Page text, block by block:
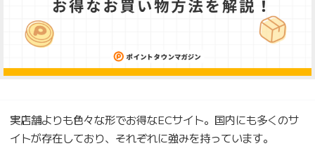
実店舗よりも色々な形でお得なECサイト。国内にも多くのサ
イトが存在しており、それぞれに強みを持っています。